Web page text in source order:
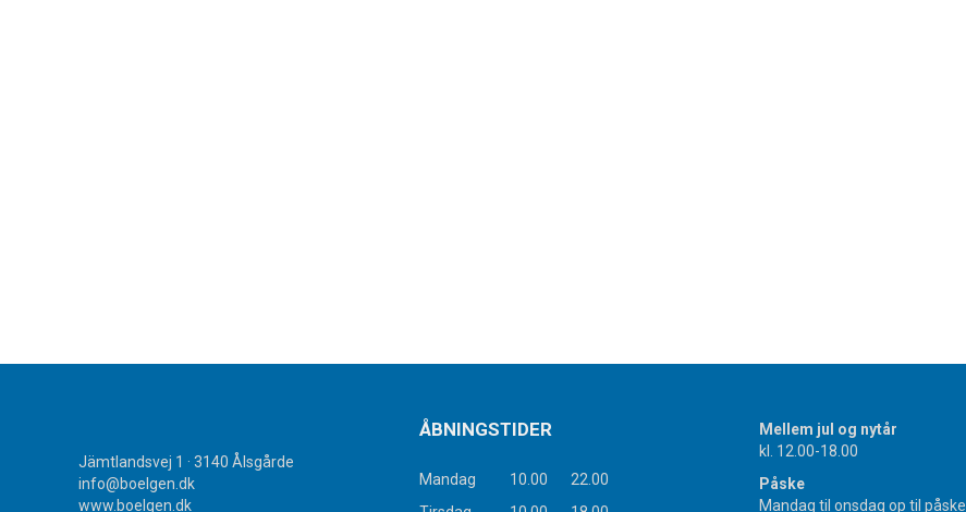
Jämtlandsvej 1 · 3140 Ålsgårde
info@boelgen.dk
www.boelgen.dk
ÅBNINGSTIDER
Mandag 10.00
22.00
Mellem jul og nytår
kl. 12.00-18.00
Påske
Mandag til onsdag op til påske